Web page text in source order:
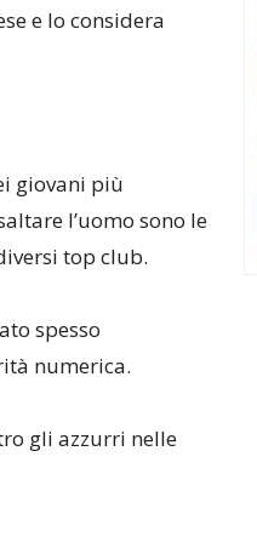
e lo considera
giovani più
l’uomo sono le
top club.
spesso
numerica.
gli azzurri nelle